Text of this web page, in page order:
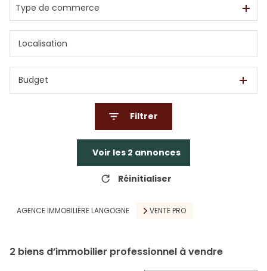
Type de commerce
Budget
Filtrer
Voir les 2 annonces
Réinitialiser
AGENCE IMMOBILIÈRE LANGOGNE VENTE PRO
2 biens d’immobilier professionnel à vendre